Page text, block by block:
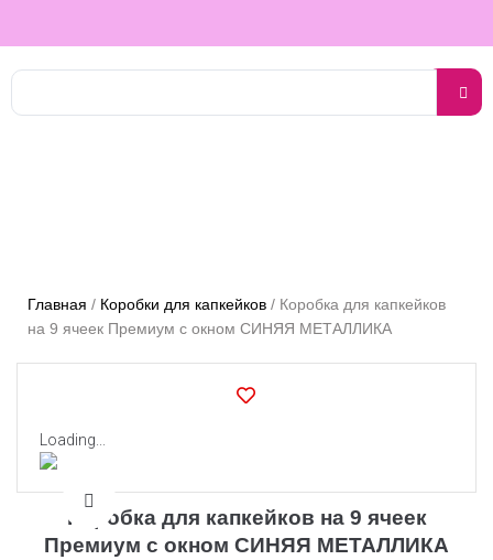
Главная / Коробки для капкейков / Коробка для капкейков
на 9 ячеек Премиум с окном СИНЯЯ МЕТАЛЛИКА
Loading...
Коробка для капкейков на 9 ячеек
Премиум с окном СИНЯЯ МЕТАЛЛИКА